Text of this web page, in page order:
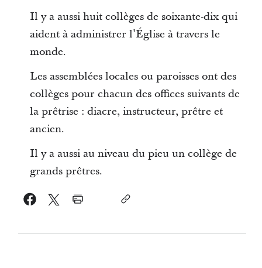
Il y a aussi huit collèges de soixante-dix qui
aident à administrer l’Église à travers le
monde.
Les assemblées locales ou paroisses ont des
collèges pour chacun des offices suivants de
la prêtrise : diacre, instructeur, prêtre et
ancien.
Il y a aussi au niveau du pieu un collège de
grands prêtres.